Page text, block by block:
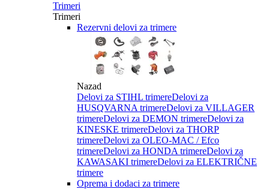
Trimeri
Trimeri
Rezervni delovi za trimere
Nazad
Delovi za STIHL trimereDelovi za
HUSQVARNA trimereDelovi za VILLAGER
trimereDelovi za DEMON trimereDelovi za
KINESKE trimereDelovi za THORP
trimereDelovi za OLEO-MAC / Efco
trimereDelovi za HONDA trimereDelovi za
KAWASAKI trimereDelovi za ELEKTRIČNE
trimere
Oprema i dodaci za trimere